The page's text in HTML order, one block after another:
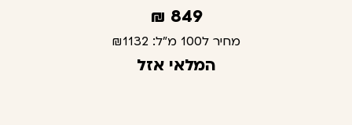
849
₪
מחיר ל100 מ"ל: ₪1132
המלאי אזל